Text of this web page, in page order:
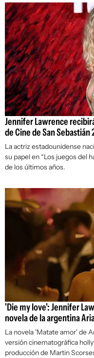
Jennifer Lawrence
de Cine de San Sebastián
La actriz estadounidense
su papel en “Los juegos del
de los últimos años.
'Die my love': Jennifer
novela de la argentina
La novela 'Matate amor'de
versión cinematográfica
producción de Martin